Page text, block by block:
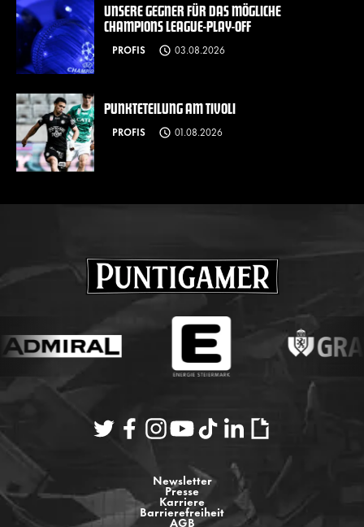
UNSERE GEGNER FÜR DAS MÖGLICHE
CHAMPIONS LEAGUE-PLAY-OFF
PROFIS 03.08.2026
PUNKTETEILUNG AM TIVOLI
PROFIS 01.08.2026
Newsletter
Presse
Karriere
Barrierefreiheit
AGB